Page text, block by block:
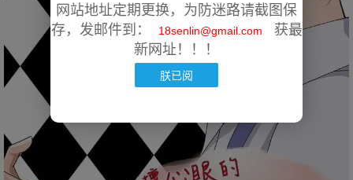
网站地址定期更换，为防迷路请截图保
存，发邮件到：
18senlin@gmail.com
获最
新网址！！！
朕已阅